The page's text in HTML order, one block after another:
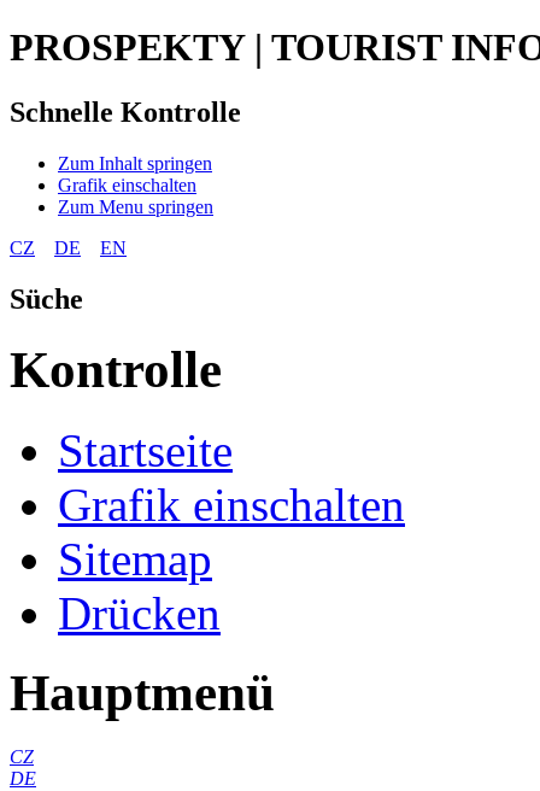
PROSPEKTY | TOURIST
Schnelle Kontrolle
Zum Inhalt springen
Grafik einschalten
Zum Menu springen
CZ
DE EN
Süche
Kontrolle
Startseite
Grafik einschalten
Sitemap
Drücken
Hauptmenü
CZ
DE